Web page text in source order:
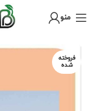
منو
فروخته
شده